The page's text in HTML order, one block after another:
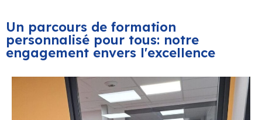
Un parcours de formation
personnalisé pour tous: notre
engagement envers l'excellence